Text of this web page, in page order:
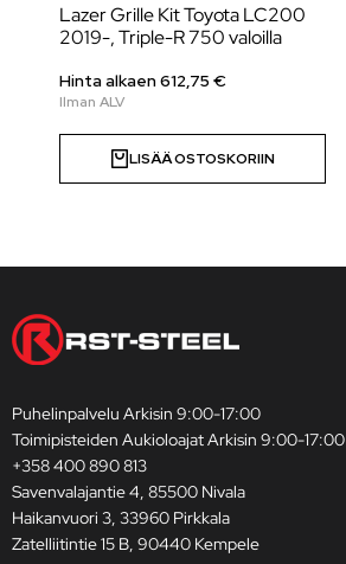
Lazer Grille Kit Toyota LC200
2019-, Triple-R 750 valoilla
Hinta alkaen612,75 €
LISÄÄ OSTOSKORIIN
Puhelinpalvelu Arkisin 9:00-17:00
Toimipisteiden Aukioloajat Arkisin 9:00-17:00
+358 400 890 813
Savenvalajantie 4, 85500 Nivala
Haikanvuori 3, 33960 Pirkkala
Zatelliitintie 15 B, 90440 Kempele